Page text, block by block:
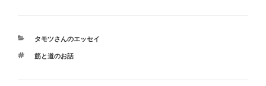
カ
ゴ
タモツさんのエッセイ
タ
筋と道のお話